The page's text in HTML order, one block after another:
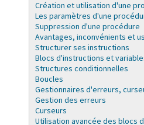
Création et utilisation d'une
Les paramètres d'une
Suppression d'une procédure
Avantages, inconvénients et
Structurer ses instructions
Blocs d'instructions et
Structures conditionnelles
Boucles
Gestionnaires d'erreurs,
Gestion des erreurs
Curseurs
Utilisation avancée des blocs